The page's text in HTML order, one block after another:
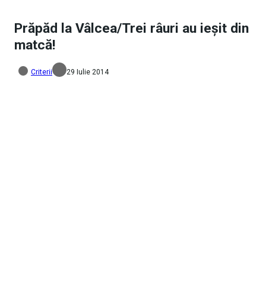
Prăpăd la Vâlcea/Trei râuri au ieșit din
matcă!
Criterii 29 Iulie 2014